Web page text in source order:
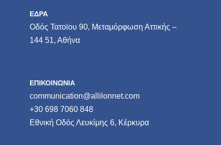
ΕΔΡΑ
Οδός Τατοϊου 90, Μεταμόρφωση Αττικής –
144 51, Αθήνα
ΕΠΙΚΟΙΝΩΝΙΑ
communication@allilonnet.com
+30 698 7060 848
Εθνική Οδός Λευκίμης 6, Κέρκυρα